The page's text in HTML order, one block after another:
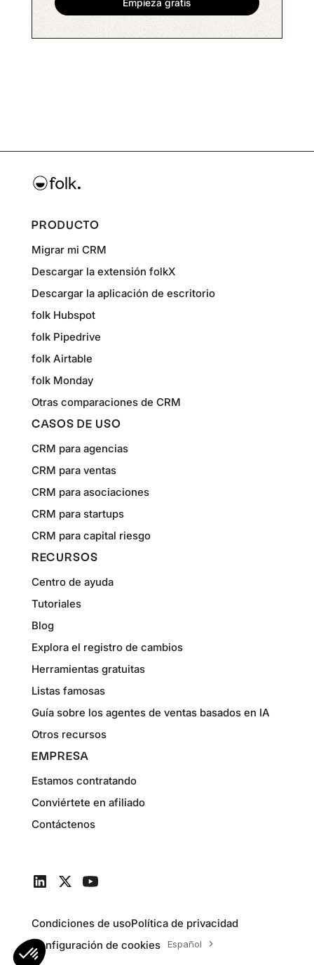
PRODUCTO
Migrar mi CRM
Descargar la extensión folkX
Descargar la aplicación de escritorio
folk Hubspot
folk Pipedrive
folk Airtable
folk Monday
Otras comparaciones de CRM
CASOS DE USO
CRM para agencias
CRM para ventas
CRM para asociaciones
CRM para startups
CRM para capital riesgo
RECURSOS
Centro de ayuda
Tutoriales
Blog
Explora el registro de cambios
Herramientas gratuitas
Listas famosas
Guía sobre los agentes de ventas basados en IA
Otros recursos
EMPRESA
Estamos contratando
Conviértete en afiliado
Contáctenos
Condiciones de usoPolítica de privacidad
Configuración de cookies
Español